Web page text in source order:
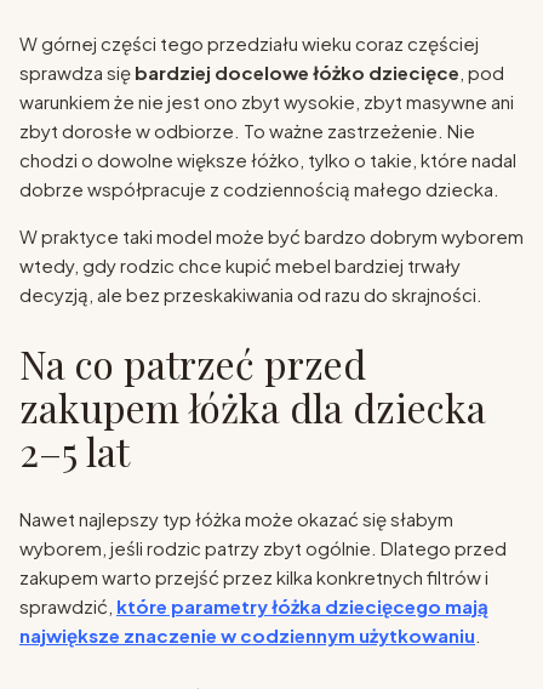
W górnej części tego przedziału wieku coraz częściej
sprawdza się bardziej docelowe łóżko dziecięce , pod
warunkiem że nie jest ono zbyt wysokie, zbyt masywne ani
zbyt dorosłe w odbiorze. To ważne zastrzeżenie. Nie
chodzi o dowolne większe łóżko, tylko o takie, które nadal
dobrze współpracuje z codziennością małego dziecka.
W praktyce taki model może być bardzo dobrym wyborem
wtedy, gdy rodzic chce kupić mebel bardziej trwały
decyzją, ale bez przeskakiwania od razu do skrajności.
Na co patrzeć przed
zakupem łóżka dla dziecka
2–5 lat
Nawet najlepszy typ łóżka może okazać się słabym
wyborem, jeśli rodzic patrzy zbyt ogólnie. Dlatego przed
zakupem warto przejść przez kilka konkretnych filtrów i
sprawdzić, które parametry łóżka dziecięcego mają
największe znaczenie w codziennym użytkowaniu